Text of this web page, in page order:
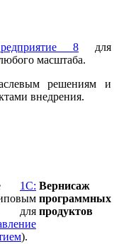
8 для
масштаба.
решениям и
внедрения.
1С:
для
).
Вернисаж
программных
продуктов